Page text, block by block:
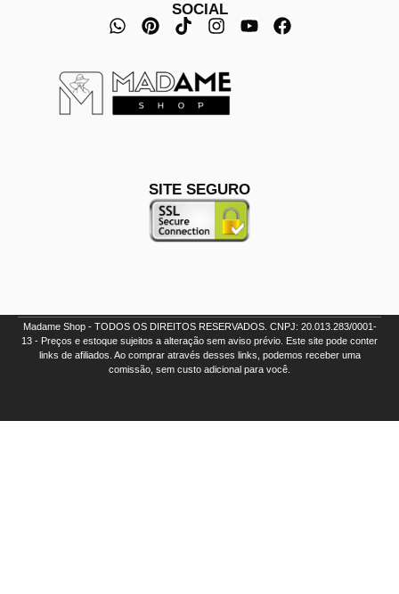
SOCIAL
SITE SEGURO
Madame Shop - TODOS OS DIREITOS RESERVADOS. CNPJ: 20.013.283/0001-
13 - Preços e estoque sujeitos a alteração sem aviso prévio. Este site pode conter
links de afiliados. Ao comprar através desses links, podemos receber uma
comissão, sem custo adicional para você.